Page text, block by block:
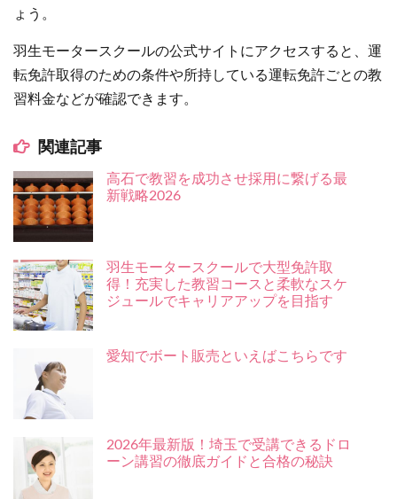
ょう。
羽生モータースクールの公式サイトにアクセスすると、運
転免許取得のための条件や所持している運転免許ごとの教
習料金などが確認できます。
関連記事
高石で教習を成功させ採用に繋げる最
新戦略2026
羽生モータースクールで大型免許取
得！充実した教習コースと柔軟なスケ
ジュールでキャリアアップを目指す
愛知でボート販売といえばこちらです
2026年最新版！埼玉で受講できるドロ
ーン講習の徹底ガイドと合格の秘訣